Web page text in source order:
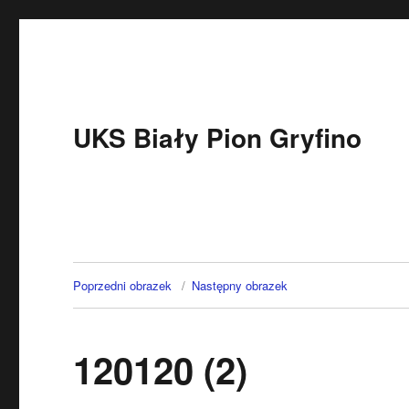
UKS Biały Pion Gryfino
Poprzedni obrazek Następny obrazek
120120 (2)